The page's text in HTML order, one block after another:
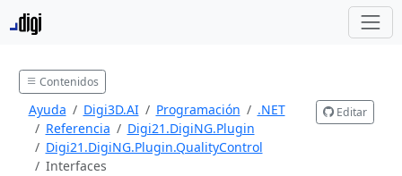
Contenidos
Ayuda Digi3D.AI Programación
.NET
Referencia
Digi21.DigiNG.Plugin
Digi21.DigiNG.Plugin.QualityControl
Interfaces
Editar